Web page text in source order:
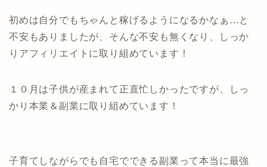
初めは自分でもちゃんと稼げるようになるかなぁ…と
不安もありましたが、そんな不安も無くなり、しっか
りアフィリエイトに取り組めています！
１０月は子供が産まれて正直忙しかったですが、しっ
かり本業＆副業に取り組めています！
子育てしながらでも自宅でできる副業って本当に最強